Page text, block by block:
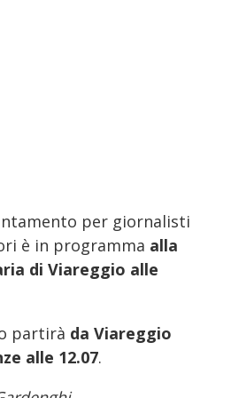
per giornalisti
è in programma alla
di Viareggio alle
partirà da Viareggio
alle 12.07.